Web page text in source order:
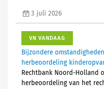
3 juli 2026
VN VANDAAG
Bijzondere
herbeoordeling
Rechtbank Noord-Holland
herbeoordeling van het